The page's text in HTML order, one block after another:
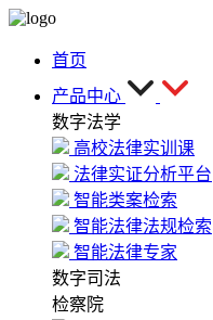
首页
产品中心
数字法学
高校法律实训课
法律实证分析平台
智能类案检索
智能法律法规检索
智能法律专家
数字司法
检察院